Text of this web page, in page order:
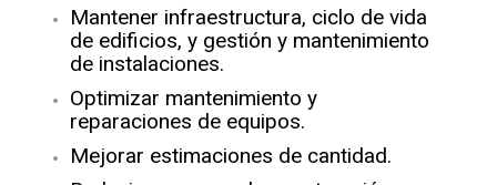
Mantener infraestructura, ciclo de vida
de edificios, y gestión y mantenimiento
de instalaciones.
Optimizar mantenimiento y
reparaciones de equipos.
Mejorar estimaciones de cantidad.